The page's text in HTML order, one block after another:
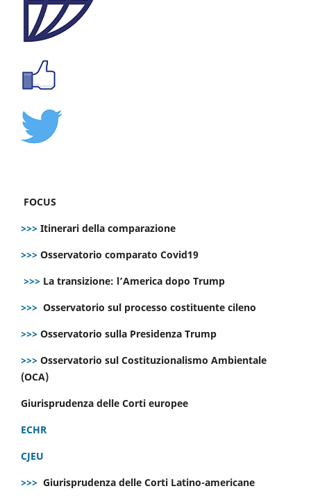
FOCUS
>>> Itinerari della comparazione
>>> Osservatorio comparato Covid19
>>> La transizione: l’America dopo Trump
>>> Osservatorio sul processo costituente cileno
>>> Osservatorio sulla Presidenza Trump
>>> Osservatorio sul Costituzionalismo Ambientale
(OCA)
Giurisprudenza delle Corti europee
ECHR
CJEU
>>> Giurisprudenza delle Corti Latino-americane